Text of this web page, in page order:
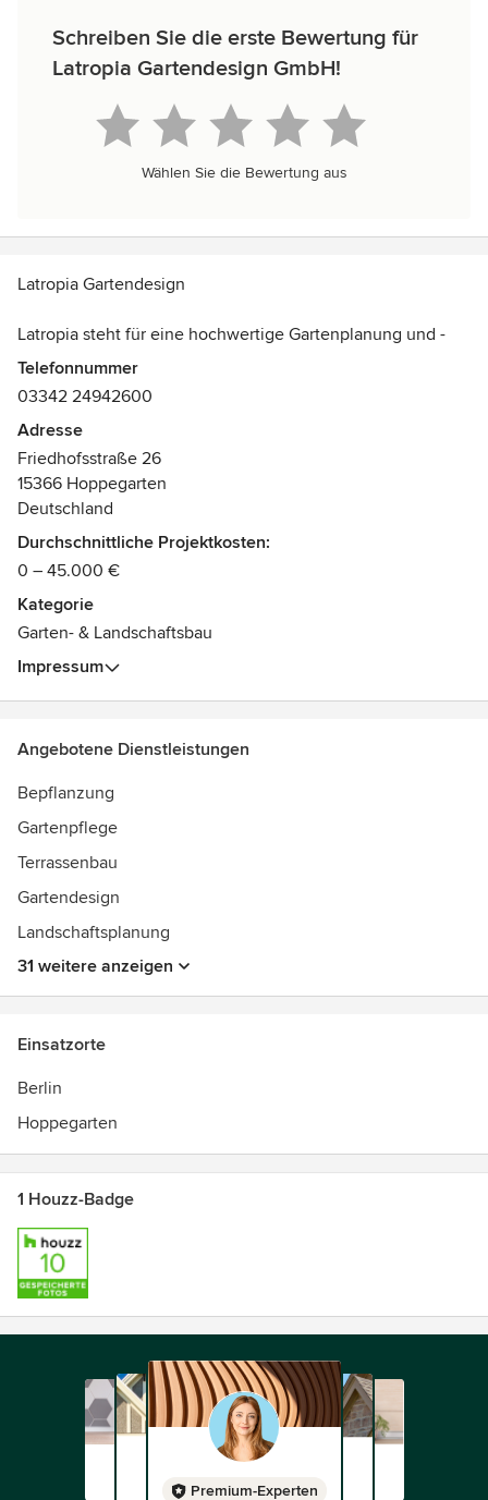
Schreiben Sie die erste Bewertung für
Latropia Gartendesign GmbH!
Wählen Sie die Bewertung aus
Latropia Gartendesign
Latropia steht für eine hochwertige Gartenplanung und -
Ausführung mit intensiver Beratung vorab. Wir begleiten
Sie von Beginn mit der Planung bis zum fertigen Garten.
Besonderen Wert legen wir vor allem auf die Wünsche
unserer Kunden, auf Qualität und Individualität.
Mit unserem langjährigen KnowHow helfen wir Ihnen, den
Traum vom eigenen Wunschgarten wahr werden zu lassen.
Telefonnummer
03342 24942600
Adresse
Friedhofsstraße 26
15366 Hoppegarten
Deutschland
Durchschnittliche Projektkosten:
0 – 45.000 €
Kategorie
Garten- & Landschaftsbau
Impressum
Angebotene Dienstleistungen
Bepflanzung
Gartenpflege
Terrassenbau
Gartendesign
Landschaftsplanung
31 weitere anzeigen
Einsatzorte
Berlin
Hoppegarten
1 Houzz-Badge
Premium-Experten